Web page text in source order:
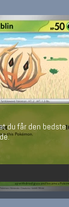
du får den bedste